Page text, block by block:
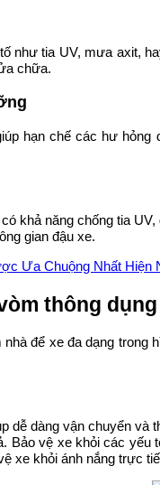
như tia UV, mưa axit,
chữa.
hạn chế các hư
khả năng chống tia
gian đậu xe.
Ưa Chuộng Nhất Hiện
thông dụng
để xe đa dạng
dễ dàng vận chuyển
Bảo vệ xe khỏi các
xe khỏi ánh nắng trực